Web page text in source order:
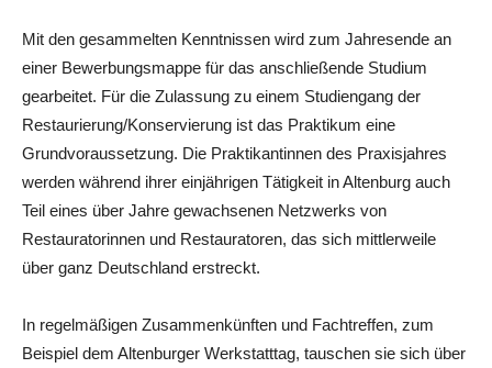
Mit den gesammelten Kenntnissen wird zum Jahresende an
einer Bewerbungsmappe für das anschließende Studium
gearbeitet. Für die Zulassung zu einem Studiengang der
Restaurierung/Konservierung ist das Praktikum eine
Grundvoraussetzung. Die Praktikantinnen des Praxisjahres
werden während ihrer einjährigen Tätigkeit in Altenburg auch
Teil eines über Jahre gewachsenen Netzwerks von
Restauratorinnen und Restauratoren, das sich mittlerweile
über ganz Deutschland erstreckt.
In regelmäßigen Zusammenkünften und Fachtreffen, zum
Beispiel dem Altenburger Werkstatttag, tauschen sie sich über